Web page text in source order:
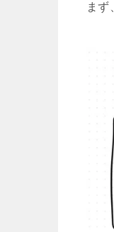
まず